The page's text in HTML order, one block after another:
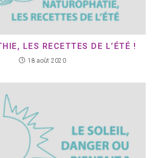
LES RECETTES DE L’ÉTÉ !
18 août 2020